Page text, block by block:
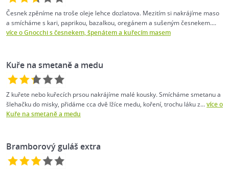
Česnek zpěníme na troše oleje lehce dozlatova. Mezitím si nakrájíme maso
a smícháme s kari, paprikou, bazalkou, oregánem a sušeným česnekem....
více o Gnocchi s česnekem, špenátem a kuřecím masem
Kuře na smetaně a medu
Z kuřete nebo kuřecích prsou nakrájíme malé kousky. Smícháme smetanu a
šlehačku do misky, přidáme cca dvě lžíce medu, koření, trochu láku z...více o
Kuře na smetaně a medu
Bramborový guláš extra